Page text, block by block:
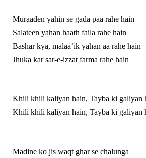
Muraaden yahin se gada paa rahe hain
Salateen yahan haath faila rahe hain
Bashar kya, malaa’ik yahan aa rahe hain
Jhuka kar sar-e-izzat farma rahe hain
Khili khili kaliyan hain, Tayba ki galiyan
Khili khili kaliyan hain, Tayba ki galiyan
Madine ko jis waqt ghar se chalunga